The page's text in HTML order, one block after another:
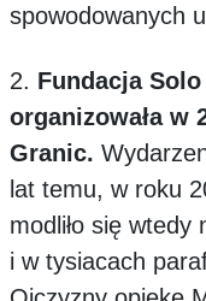
spowodowanych
2. Fundacja
organizowała w
Granic.
lat temu, w roku
modliło się
i w tysiacach